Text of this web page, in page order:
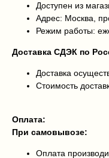
Доступен из
Адрес: Москва,
Режим работы:
Доставка СДЭК по
Доставка
Стоимость
Оплата:
При самовывозе:
Оплата